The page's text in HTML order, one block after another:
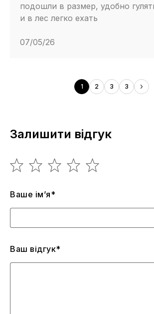
подошли в размер, удобно
и в лес легко ехать
07/05/26
1 2 3 3
Залишити відгук
Ваше ім’я*
Ваш відгук*